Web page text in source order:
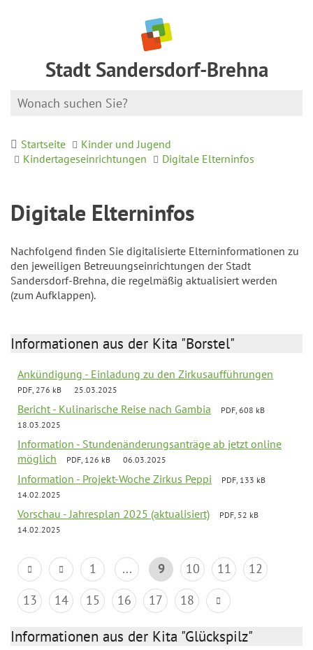
Stadt Sandersdorf-Brehna
Startseite
Kinder und Jugend
Kindertageseinrichtungen
Digitale Elterninfos
Digitale Elterninfos
Nachfolgend finden Sie digitalisierte Elterninformationen zu
den jeweiligen Betreuungseinrichtungen der Stadt
Sandersdorf-Brehna, die regelmäßig aktualisiert werden
(zum Aufklappen).
Informationen aus der Kita "Borstel"
Ankündigung - Einladung zu den Zirkusaufführungen
PDF, 276 kB 25.03.2025
Bericht - Kulinarische Reise nach Gambia
PDF, 608 kB
18.03.2025
Information - Stundenänderungsanträge ab jetzt online
möglich
PDF, 126 kB 06.03.2025
Information - Projekt-Woche Zirkus Peppi
PDF, 133 kB
14.02.2025
Vorschau - Jahresplan 2025 (aktualisiert)
PDF, 52 kB
14.02.2025
1 ... 9 10 11
12
13
14 15 16 17 18
Informationen aus der Kita "Glückspilz"